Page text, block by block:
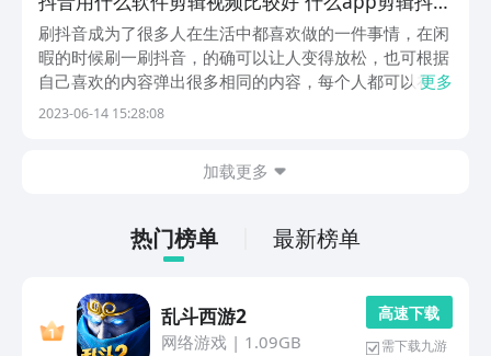
视频好
刷抖音成为了很多人在生活中都喜欢做的一件事情，在闲
暇的时候刷一刷抖音，的确可以让人变得放松，也可根据
自己喜欢的内容弹出很多相同的内容，每个人都可以在抖
音拍摄视频。那么抖音用什么软件剪辑视频比较好呢？今
更多
2023-06-14 15:28:08
加载更多
热门榜单 最新榜单
乱斗西游2
网络游戏| 1.09GB
高 速 下 载
需下载九游